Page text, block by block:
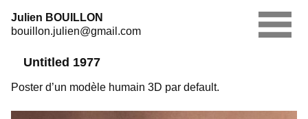
Skip
to
Julien BOUILLON
bouillon.julien@gmail.com
Untitled 1977
Poster d’un modèle humain 3D par default.